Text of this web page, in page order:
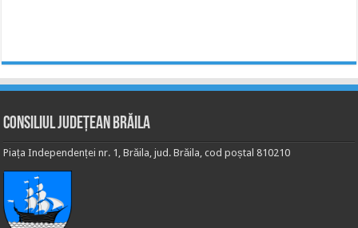
Consiliul Județean Brăila
Piața Independenței nr. 1, Brăila, jud. Brăila, cod poștal 810210